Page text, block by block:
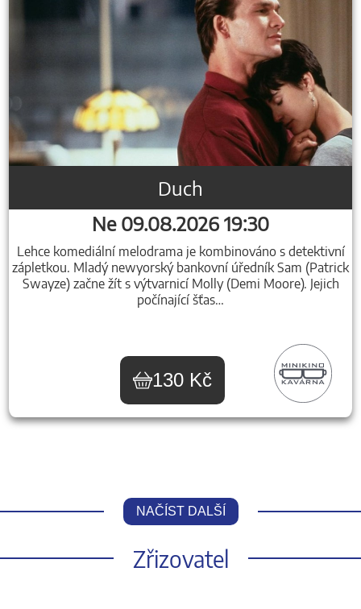
Duch
Ne 09.08.2026 19:30
Lehce komediální melodrama je kombinováno s detektivní
zápletkou. Mladý newyorský bankovní úředník Sam (Patrick
Swayze) začne žít s výtvarnicí Molly (Demi Moore). Jejich
počínající šťas…
130 Kč
NAČÍST DALŠÍ
Zřizovatel